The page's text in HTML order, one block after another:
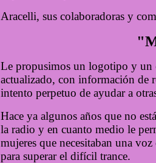
Aracelli, sus colaboradoras y
Le propusimos un logotipo y un
actualizado, con información de
intento perpetuo de ayudar a
Hace ya algunos años que no
la radio y en cuanto medio le
mujeres que necesitaban una
para superar el difícil trance.